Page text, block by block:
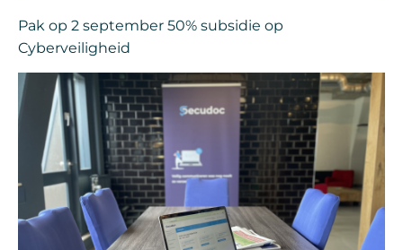
Pak op 2 september 50% subsidie op
Cyberveiligheid